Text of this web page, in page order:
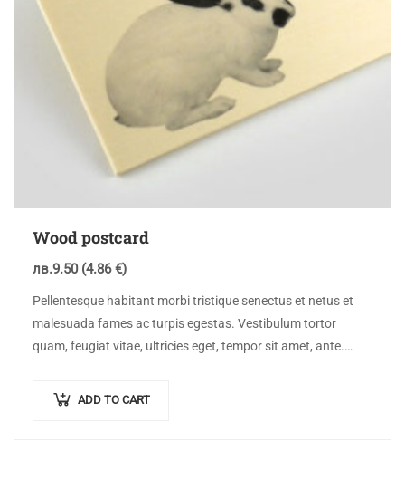
Wood postcard
лв.9.50 (4.86 €)
Pellentesque habitant morbi tristique senectus et netus et
malesuada fames ac turpis egestas. Vestibulum tortor
quam, feugiat vitae, ultricies eget, tempor sit amet, ante.
ADD TO CART